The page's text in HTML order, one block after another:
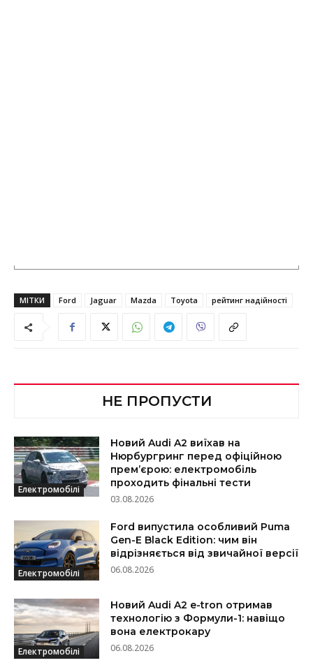
МІТКИ Ford Jaguar Mazda Toyota рейтинг надійності
НЕ ПРОПУСТИ
Електромобілі
Новий Audi A2 виїхав на
Нюрбургринг перед офіційною
прем’єрою: електромобіль
проходить фінальні тести
03.08.2026
Електромобілі
Ford випустила особливий Puma
Gen-E Black Edition: чим він
відрізняється від звичайної версії
06.08.2026
Електромобілі
Новий Audi A2 e-tron отримав
технологію з Формули-1: навіщо
вона електрокару
06.08.2026